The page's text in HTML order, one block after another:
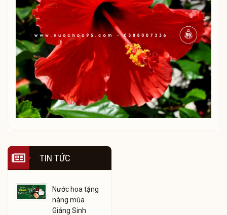
TIN TỨC
Nước hoa tặng
nàng mùa
Giáng Sinh